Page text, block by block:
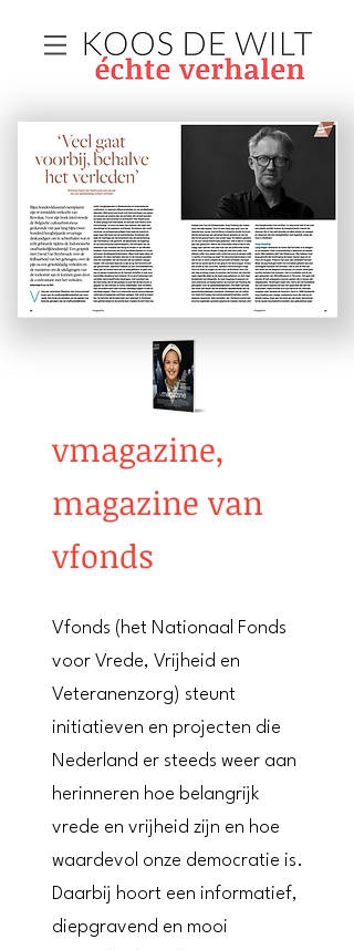
vmagazine,
magazine van
vfonds
Vfonds (het Nationaal Fonds
voor Vrede, Vrijheid en
Veteranenzorg) steunt
initiatieven en projecten die
Nederland er steeds weer aan
herinneren hoe belangrijk
vrede en vrijheid zijn en hoe
waardevol onze democratie is.
Daarbij hoort een informatief,
diepgravend en mooi